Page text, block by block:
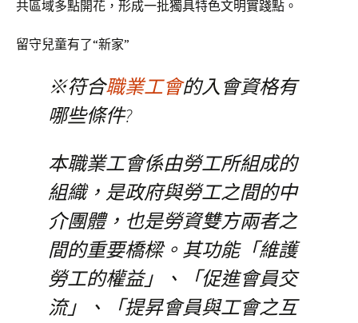
共區域多點開花，形成一批獨具特色文明實踐點。
留守兒童有了“新家”
※符合職業工會的入會資格有
哪些條件?
本職業工會係由勞工所組成的
組織，是政府與勞工之間的中
介團體，也是勞資雙方兩者之
間的重要橋樑。其功能「維護
勞工的權益」、「促進會員交
流」、「提昇會員與工會之互